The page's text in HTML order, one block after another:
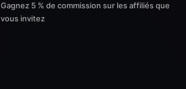
Gagnez 5 % de commission sur les affiliés que
vous invitez